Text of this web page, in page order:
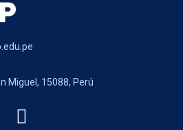
Miguel, 15088, Perú